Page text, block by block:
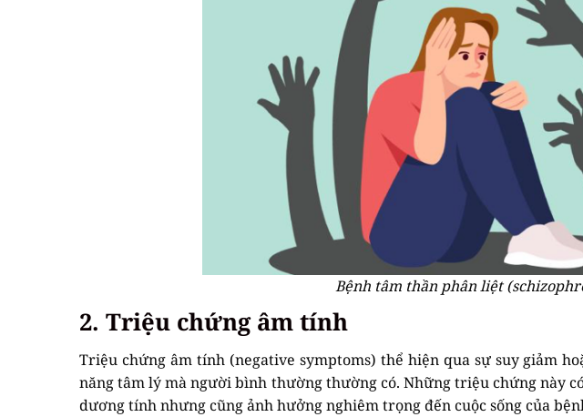
Bệnh tâm thần phân liệt
2. Triệu chứng âm tính
Triệu chứng âm tính (negative symptoms) thể hiện qua sự suy giảm
năng tâm lý mà người bình thường thường có. Những triệu chứng này
dương tính nhưng cũng ảnh hưởng nghiêm trọng đến cuộc sống của